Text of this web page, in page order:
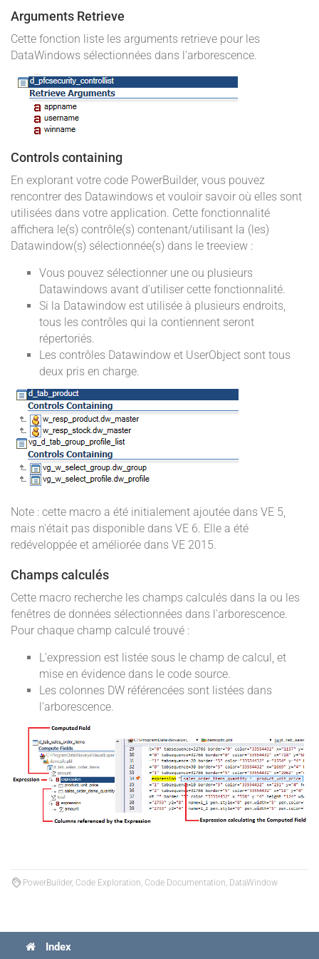
Arguments Retrieve
Cette fonction liste les arguments retrieve pour les
DataWindows sélectionnées dans l'arborescence.
Controls containing
En explorant votre code PowerBuilder, vous pouvez
rencontrer des Datawindows et vouloir savoir où elles sont
utilisées dans votre application. Cette fonctionnalité
affichera le(s) contrôle(s) contenant/utilisant la (les)
Datawindow(s) sélectionnée(s) dans le treeview :
Vous pouvez sélectionner une ou plusieurs
Datawindows avant d'utiliser cette fonctionnalité.
Si la Datawindow est utilisée à plusieurs endroits,
tous les contrôles qui la contiennent seront
répertoriés.
Les contrôles Datawindow et UserObject sont tous
deux pris en charge.
Note : cette macro a été initialement ajoutée dans VE 5,
mais n'était pas disponible dans VE 6. Elle a été
redéveloppée et améliorée dans VE 2015.
Champs calculés
Cette macro recherche les champs calculés dans la ou les
fenêtres de données sélectionnées dans l'arborescence.
Pour chaque champ calculé trouvé :
L'expression est listée sous le champ de calcul, et
mise en évidence dans le code source.
Les colonnes DW référencées sont listées dans
l'arborescence.
PowerBuilder, Code Exploration, Code Documentation, DataWindow
Index